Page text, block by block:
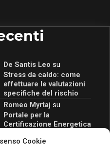
Cookie
De Santis Leo su
Stress da caldo: come
effettuare le valutazioni
specifiche del rischio
Romeo Myrtaj su
Portale per la
Certificazione Energetica
scopri il Corso Blumatica